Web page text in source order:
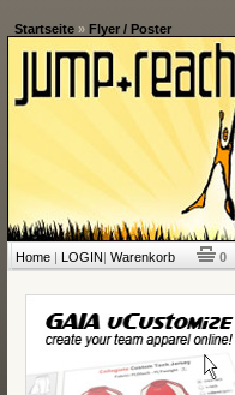
Startseite» Flyer / Poster
Home| LOGIN| Warenkorb 0